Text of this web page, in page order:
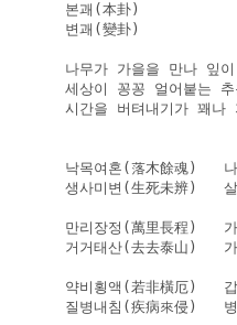
본괘(本卦)           뇌
변괘(變卦)
나무가 가을을 만나 잎
세상이 꽁꽁 얼어붙는
시간을 버텨내기가 꽤나
낙목여혼(落木餘魂)
생사미변(生死未辨)
만리장정(萬里長程)
거거태산(去去泰山)
약비횡액(若非橫厄)
질병내침(疾病來侵)